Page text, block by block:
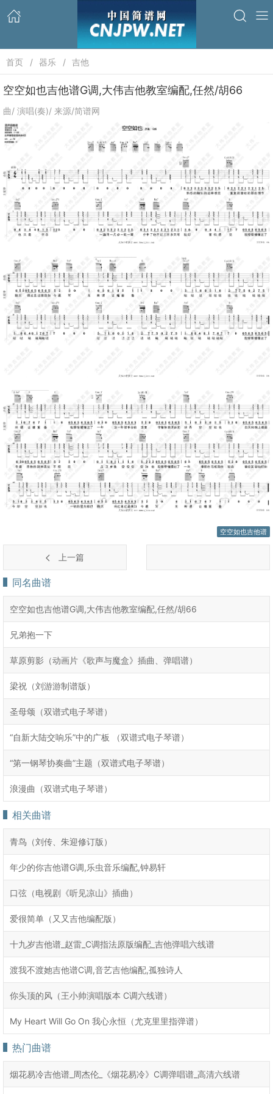
首页 器乐 吉他
空空如也吉他谱G调,大伟吉他教室编配,任然/胡66
曲/ 演唱(奏)/ 来源/简谱网
空空如也吉他谱
上一篇
同名曲谱
空空如也吉他谱G调,大伟吉他教室编配,任然/胡66
兄弟抱一下
草原剪影（动画片《歌声与魔盒》插曲、弹唱谱）
梁祝（刘游游制谱版）
圣母颂（双谱式电子琴谱）
“自新大陆交响乐”中的广板 （双谱式电子琴谱）
“第一钢琴协奏曲”主题（双谱式电子琴谱）
浪漫曲（双谱式电子琴谱）
相关曲谱
青鸟（刘传、朱迎修订版）
年少的你吉他谱G调,乐虫音乐编配,钟易轩
口弦（电视剧《听见凉山》插曲）
爱很简单（又又吉他编配版）
十九岁吉他谱_赵雷_C调指法原版编配_吉他弹唱六线谱
渡我不渡她吉他谱C调,音艺吉他编配,孤独诗人
你头顶的风（王小帅演唱版本 C调六线谱）
My Heart Will Go On 我心永恒（尤克里里指弹谱）
热门曲谱
烟花易冷吉他谱_周杰伦_《烟花易冷》C调弹唱谱_高清六线谱